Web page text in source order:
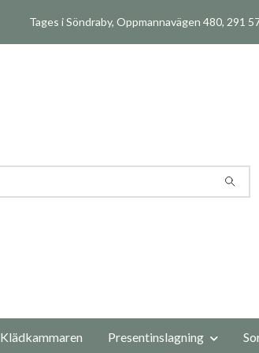
Tages i Söndraby, Oppmannavägen 480, 291
Klädkammaren Presentinslagning